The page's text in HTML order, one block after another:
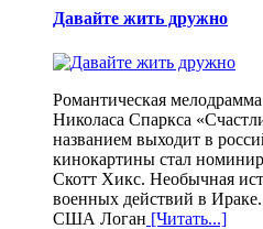
Давайте жить дружно
Романтическая
Николаса Спаркса
названием выходит в
кинокартины стал
Скотт Хикс. Необычная
военных действий в
США Логан [Читать...]